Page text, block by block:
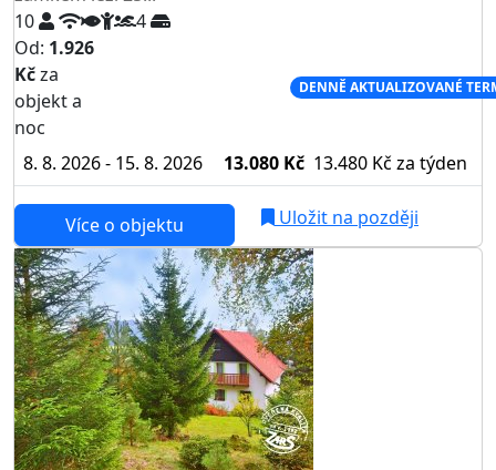
10
4
Od: 1.926
Kčza
objekt a
noc
DENNĚ AKTUALIZOVANÉ
8. 8. 2026 - 15. 8. 2026 13.080 Kč 13.480 Kč za týden
Více o objektu Uložit na později